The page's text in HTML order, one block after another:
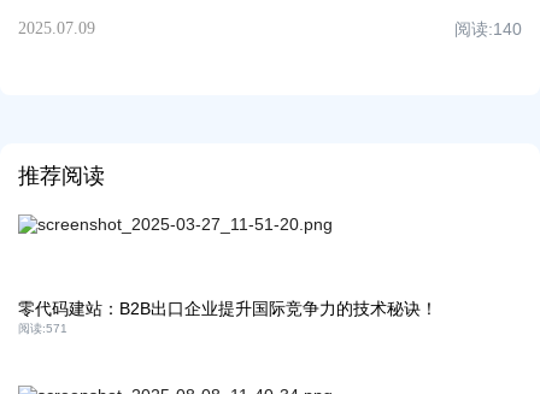
2025.07.09 阅读:140
推荐阅读
零代码建站：B2B出口企业提升国际竞争力的技术秘诀！
阅读:571